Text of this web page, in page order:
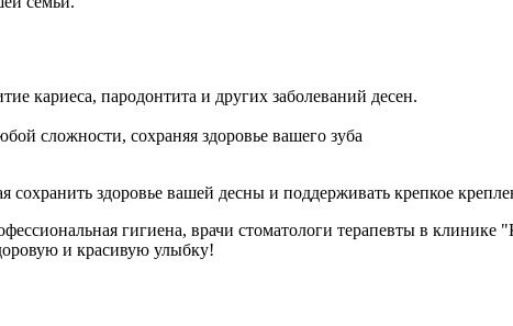
кариеса, пародонтита и других заболеваний десен.
сложности, сохраняя здоровье вашего зуба
здоровье вашей десны и поддерживать крепкое
гигиена, врачи стоматологи терапевты в клинике
и красивую улыбку!